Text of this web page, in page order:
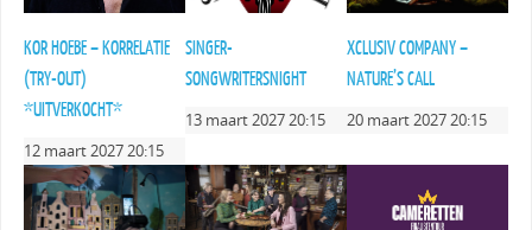
KOR HOEBE – KORRELATIE
(TRY-OUT)
*UITVERKOCHT*
12 maart 2027 20:15
SINGER-
SONGWRITERSNIGHT
13 maart 2027 20:15
XCLUSIV COMPANY –
NATURE’S CALL
20 maart 2027 20:15